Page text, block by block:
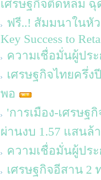
เศรษฐกิจติดหล่ม
ฟรี..! สัมมนาในหัว
Key Success to
ความเชื่อมั่นผู้ปร
เศรษฐกิจไทยครึ่ง
พอ
'การเมือง-เศรษฐ
ผ่านงบ 1.57 แสนล้
ความเชื่อมั่นผู้ปร
เศรษฐกิจอีสาน 2